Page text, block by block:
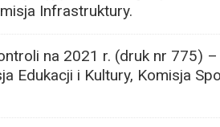
Infrastruktury.
na 2021 r. (druk nr 775)
Edukacji i Kultury, Komisja